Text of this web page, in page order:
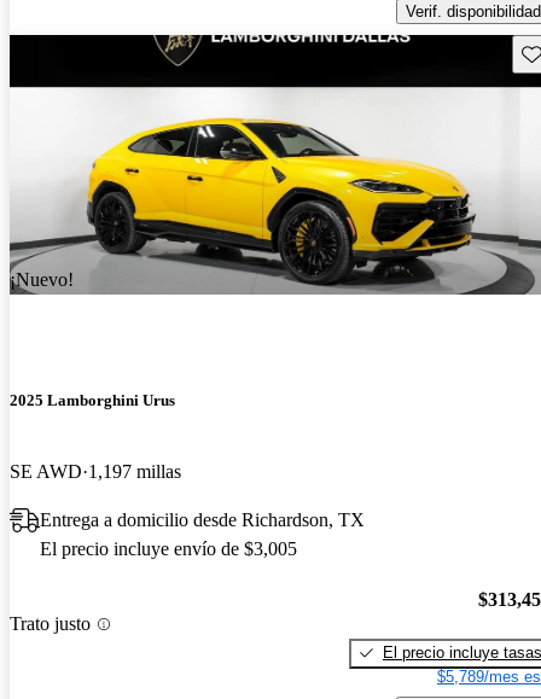
Verif. disponibilidad
¡Nuevo!
2025 Lamborghini Urus
SE AWD 1,197 millas
Entrega a domicilio desde Richardson, TX
El precio incluye envío de $3,005
Trato justo
El precio incluye tasas
$5,789/mes